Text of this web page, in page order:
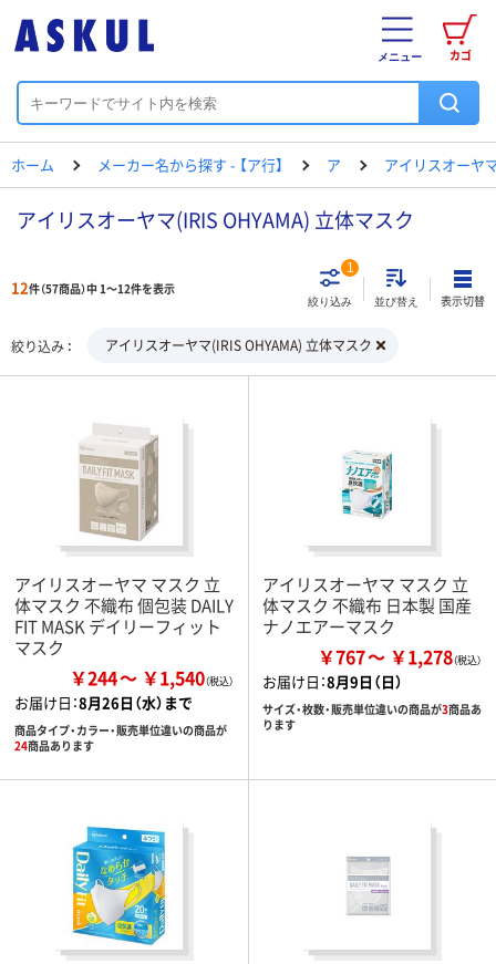
カゴ
メニュー
ホーム メーカー名から探す - 【ア行】 ア アイリスオーヤ
アイリスオーヤマ(IRIS OHYAMA) 立体マスク
12件（57商品）中 1～12件を表示
絞り込み
1
並び替え 表示切替
絞り込み アイリスオーヤマ(IRIS OHYAMA) 立体マスク
アイリスオーヤマ マスク 立
体マスク 不織布 個包装 DAILY
FIT MASK デイリーフィット
マスク
￥244 ￥1,540
お届け日：8月26日（水）まで
商品タイプ・カラー・販売単位違いの商品が
24商品あります
アイリスオーヤマ マスク 立
体マスク 不織布 日本製 国産
ナノエアーマスク
￥767 ￥1,278
お届け日：8月9日（日）
サイズ・枚数・販売単位違いの商品が3商品あ
ります